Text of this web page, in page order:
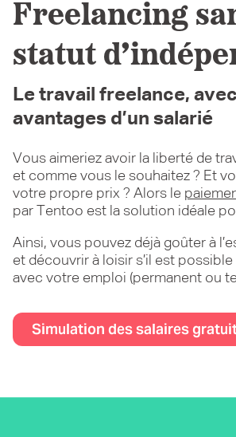
Freelancing
statut
Le travail freelance,
avantages d’un salarié
Vous aimeriez avoir la liberté de
et comme vous le souhaitez ? Et
votre propre prix ? Alors le
par Tentoo est la solution idéale
Ainsi, vous pouvez déjà goûter à
et découvrir à loisir s’il est
avec votre emploi (permanent ou
Simulation des salaires